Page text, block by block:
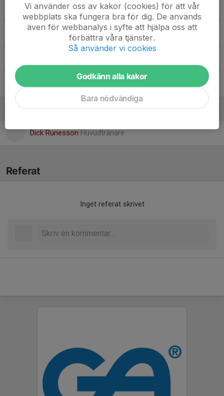
Filippa Jansson
Ivanko Ustyna
Dick Runesson Huvudtränare
Referat
Inget referat skrivet
Vi använder oss av kakor (cookies) för att vår
webbplats ska fungera bra för dig. De används
även för webbanalys i syfte att hjälpa oss att
förbättra våra tjänster.
Så använder vi cookies
Godkänn alla kakor
Bara nödvändiga